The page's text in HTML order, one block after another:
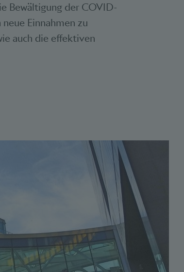
Bewältigung der COVID-
Einnahmen zu
auch die effektiven